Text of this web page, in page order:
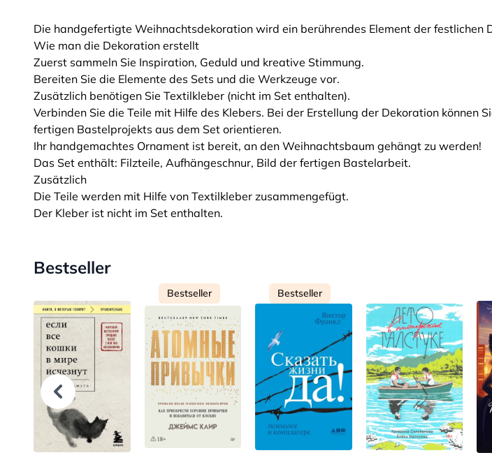
Die handgefertigte Weihnachtsdekoration wird ein berührendes Element der festlichen
Wie man die Dekoration erstellt
Zuerst sammeln Sie Inspiration, Geduld und kreative Stimmung.
Bereiten Sie die Elemente des Sets und die Werkzeuge vor.
Zusätzlich benötigen Sie Textilkleber (nicht im Set enthalten).
Verbinden Sie die Teile mit Hilfe des Klebers. Bei der Erstellung der Dekoration können
fertigen Bastelprojekts aus dem Set orientieren.
Ihr handgemachtes Ornament ist bereit, an den Weihnachtsbaum gehängt zu werden!
Das Set enthält: Filzteile, Aufhängeschnur, Bild der fertigen Bastelarbeit.
Zusätzlich
Die Teile werden mit Hilfe von Textilkleber zusammengefügt.
Der Kleber ist nicht im Set enthalten.
Bestseller
Bestseller Bestseller